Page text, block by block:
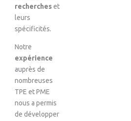
rechercheset
leurs
spécificités.
Notre
expérience
auprès de
nombreuses
TPE et PME
nous a permis
de développer